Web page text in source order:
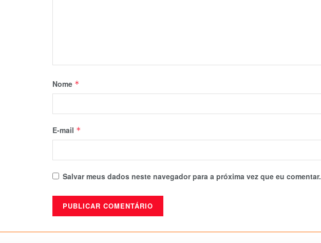
Nome *
E-mail *
Salvar meus dados neste navegador para a próxima vez que eu comentar.